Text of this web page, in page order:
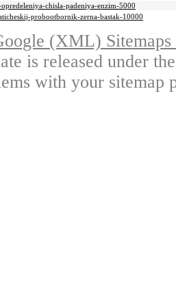
chisla-padeniya-enzim-5000
probootbornik-zerna-bastak-10000
(XML)
is released under
with your sitemap